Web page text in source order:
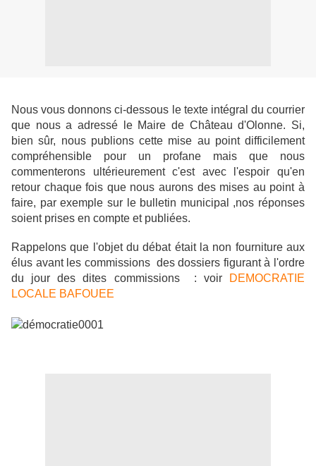
Nous vous donnons ci-dessous le texte intégral du courrier
que nous a adressé le Maire de Château d'Olonne. Si,
bien sûr, nous publions cette mise au point difficilement
compréhensible pour un profane mais que nous
commenterons ultérieurement c'est avec l'espoir qu'en
retour chaque fois que nous aurons des mises au point à
faire, par exemple sur le bulletin municipal ,nos réponses
soient prises en compte et publiées.
Rappelons que l'objet du débat était la non fourniture aux
élus avant les commissions des dossiers figurant à l'ordre
du jour des dites commissions : voir
DEMOCRATIE
LOCALE BAFOUEE